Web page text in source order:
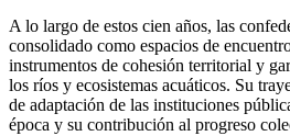
A lo largo de estos cien años, las
consolidado como espacios de
instrumentos de cohesión territorial y
los ríos y ecosistemas acuáticos. Su
de adaptación de las instituciones
época y su contribución al progreso